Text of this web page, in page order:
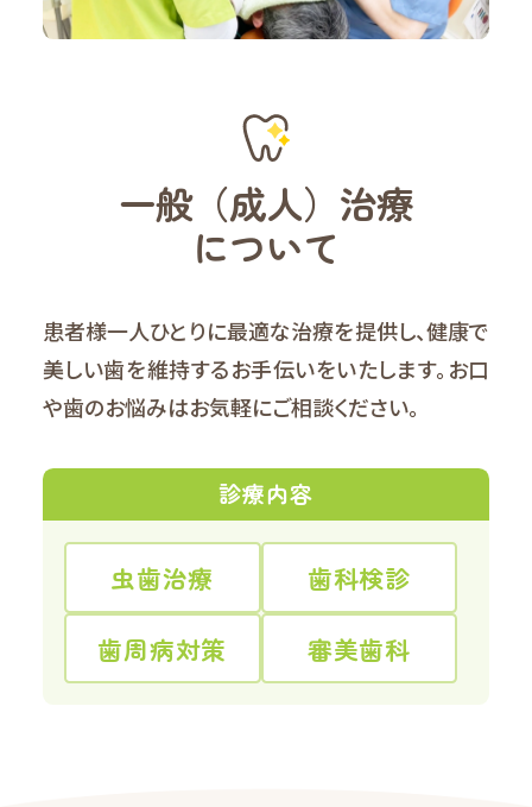
一般（成人）治療
について
患者様一人ひとりに最適な治療を提供し、健康で
美しい歯を維持するお手伝いをいたします。 お口
や歯のお悩みはお気軽にご相談ください。
診療内容
虫歯治療
歯科検診
歯周病対策
審美歯科